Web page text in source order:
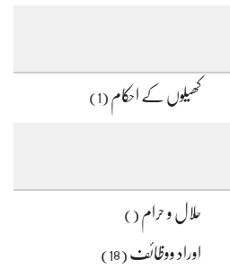
کھیلوں کے احکام (1)
حلال و حرام ()
اوراد ووظائف (18)